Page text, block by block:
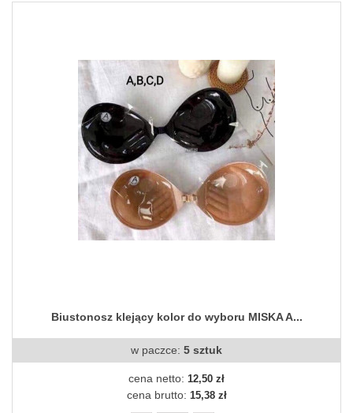
Biustonosz klejący kolor do wyboru MISKA A...
w paczce: 5 sztuk
cena netto: 12,50 zł
cena brutto: 15,38 zł